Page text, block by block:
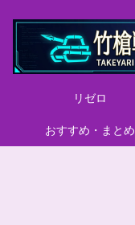
リゼロ
おすすめ・まとめ